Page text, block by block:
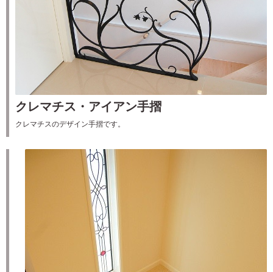
クレマチス・アイアン手摺
クレマチスのデザイン手摺です。